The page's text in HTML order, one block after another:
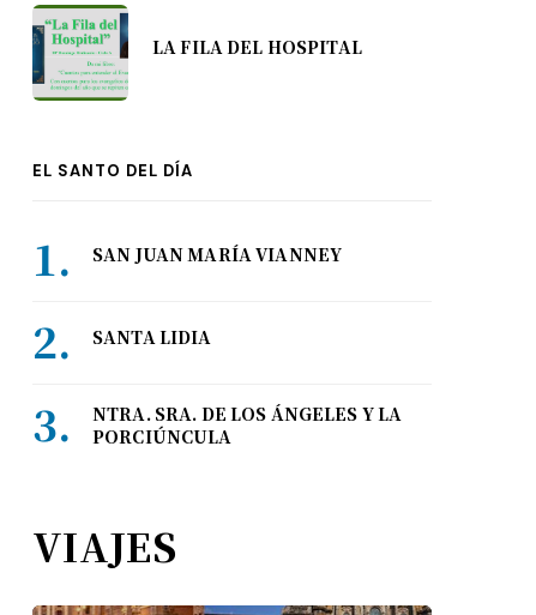
LA FILA DEL HOSPITAL
EL SANTO DEL DÍA
SAN JUAN MARÍA VIANNEY
SANTA LIDIA
NTRA. SRA. DE LOS ÁNGELES Y LA
PORCIÚNCULA
VIAJES